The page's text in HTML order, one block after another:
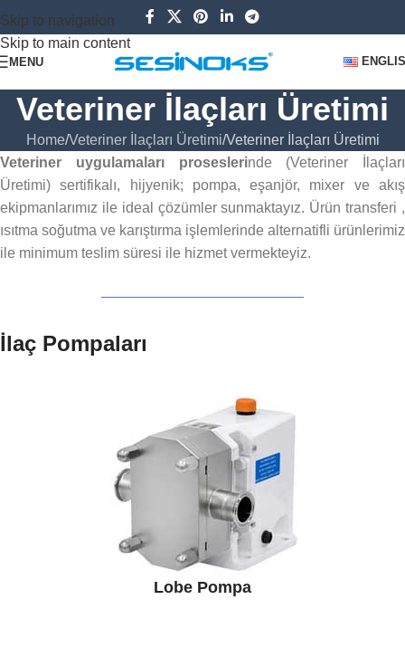
Skip to navigation
Skip to main content
MENU
Veteriner İlaçları Üretimi
Home Veteriner İlaçları Üretimi Veteriner İlaçları Üretimi
Veteriner uygulamaları proseslerinde (Veteriner İlaçları
Üretimi) sertifikalı, hijyenik; pompa, eşanjör, mixer ve akış
ekipmanlarımız ile ideal çözümler sunmaktayız. Ürün transferi ,
ısıtma soğutma ve karıştırma işlemlerinde alternatifli ürünlerimiz
ile minimum teslim süresi ile hizmet vermekteyiz.
İlaç Pompaları
Lobe Pompa